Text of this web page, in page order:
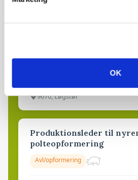
OK
6392, Bolderslev
Klimastald
9670, Løgstør
Produktionsleder til
polteopformering
Avl/opformering